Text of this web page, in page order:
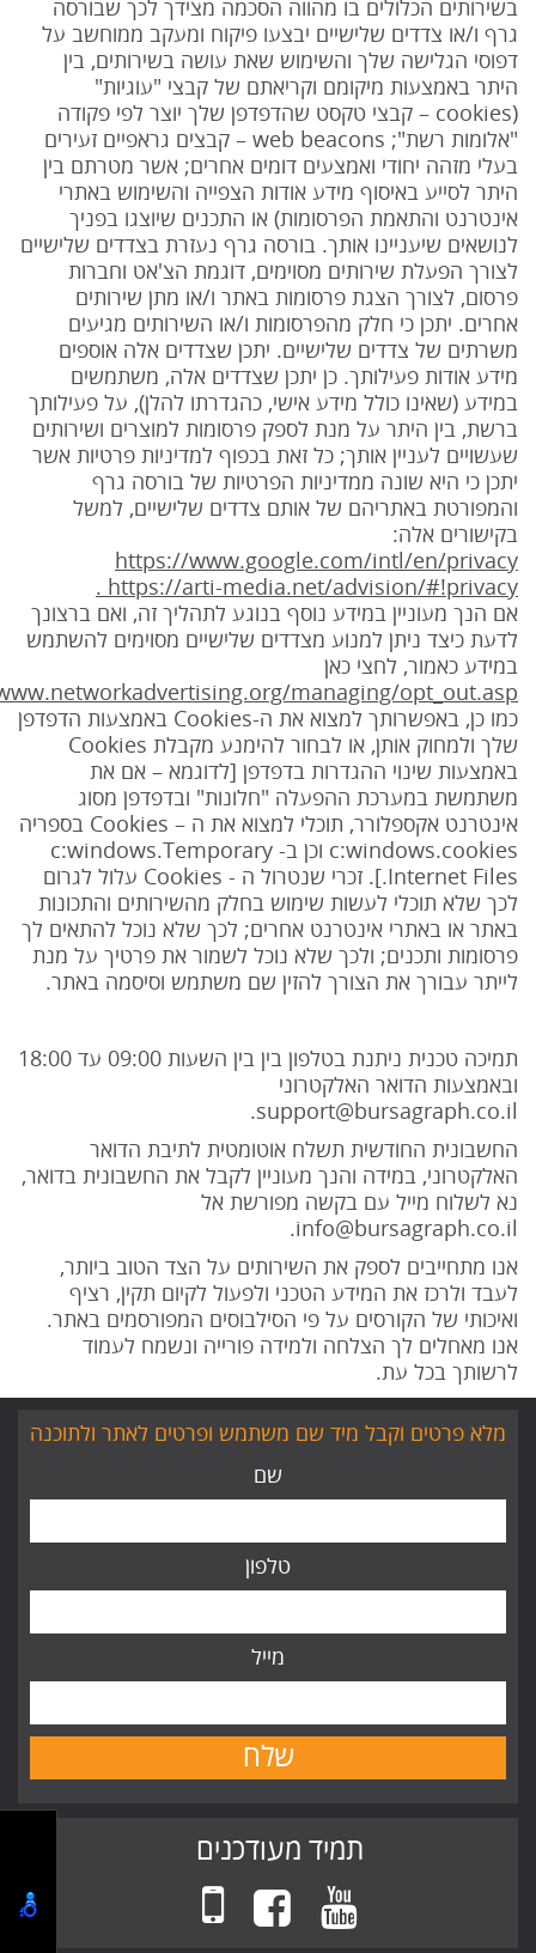
בשירותים הכלולים בו מהווה הסכמה מצידך לכך שבורסה
גרף ו/או צדדים שלישיים יבצעו פיקוח ומעקב ממוחשב על
דפוסי הגלישה שלך והשימוש שאת עושה בשירותים, בין
היתר באמצעות מיקומם וקריאתם של קבצי "עוגיות"
(cookies – קבצי טקסט שהדפדפן שלך יוצר לפי פקודה
"אלומות רשת"; web beacons – קבצים גראפיים זעירים
בעלי מזהה יחודי ואמצעים דומים אחרים; אשר מטרתם בין
היתר לסייע באיסוף מידע אודות הצפייה והשימוש באתרי
אינטרנט והתאמת הפרסומות) או התכנים שיוצגו בפניך
לנושאים שיעניינו אותך. בורסה גרף נעזרת בצדדים שלישיים
לצורך הפעלת שירותים מסוימים, דוגמת הצ'אט וחברות
פרסום, לצורך הצגת פרסומות באתר ו/או מתן שירותים
אחרים. יתכן כי חלק מהפרסומות ו/או השירותים מגיעים
משרתים של צדדים שלישיים. יתכן שצדדים אלה אוספים
מידע אודות פעילותך. כן יתכן שצדדים אלה, משתמשים
במידע (שאינו כולל מידע אישי, כהגדרתו להלן), על פעילותך
ברשת, בין היתר על מנת לספק פרסומות למוצרים ושירותים
שעשויים לעניין אותך; כל זאת בכפוף למדיניות פרטיות אשר
יתכן כי היא שונה ממדיניות הפרטיות של בורסה גרף
והמפורטת באתריהם של אותם צדדים שלישיים, למשל
בקישורים אלה:
https://www.google.com/intl/en/privacy
https://arti-media.net/advision/#!privacy .
אם הנך מעוניין במידע נוסף בנוגע לתהליך זה, ואם ברצונך
לדעת כיצד ניתן למנוע מצדדים שלישיים מסוימים להשתמש
במידע כאמור, לחצי כאן
managing/opt_out.asp
כמו כן, באפשרותך למצוא את ה-Cookies באמצעות הדפדפן
שלך ולמחוק אותן, או לבחור להימנע מקבלת Cookies
באמצעות שינוי ההגדרות בדפדפן [לדוגמא – אם את
משתמשת במערכת ההפעלה "חלונות" ובדפדפן מסוג
אינטרנט אקספלורר, תוכלי למצוא את ה – Cookies בספריה
c:windows.cookies וכן ב- c:windows.Temporary
Internet Files.]. זכרי שנטרול ה - Cookies עלול לגרום
לכך שלא תוכלי לעשות שימוש בחלק מהשירותים והתכונות
באתר או באתרי אינטרנט אחרים; לכך שלא נוכל להתאים לך
פרסומות ותכנים; ולכך שלא נוכל לשמור את פרטיך על מנת
לייתר עבורך את הצורך להזין שם משתמש וסיסמה באתר.
תמיכה טכנית ניתנת בטלפון בין בין השעות 09:00 עד 18:00
ובאמצעות הדואר האלקטרוני
support@bursagraph.co.il.
החשבונית החודשית תשלח אוטומטית לתיבת הדואר
האלקטרוני, במידה והנך מעוניין לקבל את החשבונית בדואר,
נא לשלוח מייל עם בקשה מפורשת אל
info@bursagraph.co.il.
אנו מתחייבים לספק את השירותים על הצד הטוב ביותר,
לעבד ולרכז את המידע הטכני ולפעול לקיום תקין, רציף
ואיכותי של הקורסים על פי הסילבוסים המפורסמים באתר.
אנו מאחלים לך הצלחה ולמידה פורייה ונשמח לעמוד
לרשותך בכל עת.
מלא פרטים וקבל מיד שם משתמש ופרטים לאתר ולתוכנה
שם
טלפון
מייל
תמיד מעודכנים